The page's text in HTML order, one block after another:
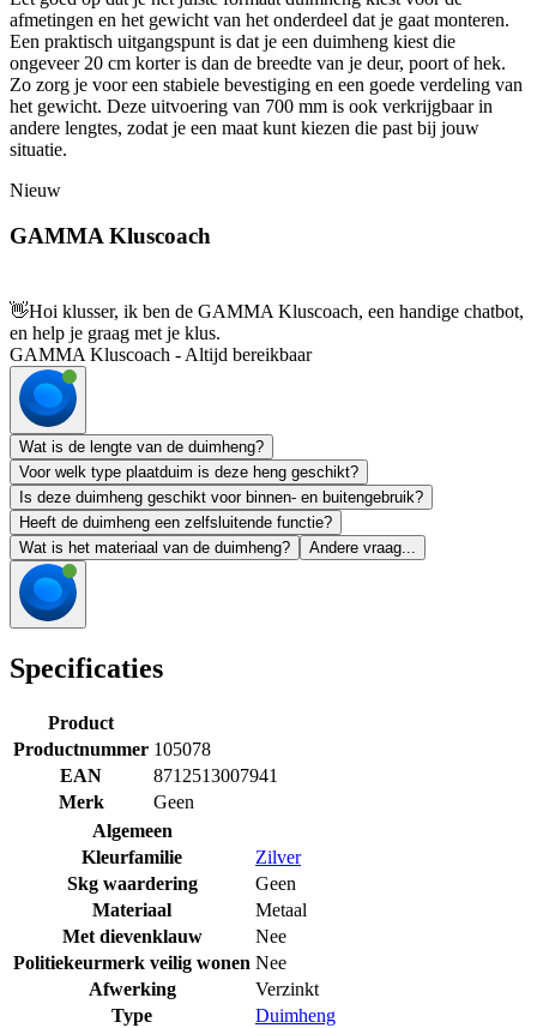
afmetingen en het gewicht van het onderdeel dat je gaat monteren.
Een praktisch uitgangspunt is dat je een duimheng kiest die
ongeveer 20 cm korter is dan de breedte van je deur, poort of hek.
Zo zorg je voor een stabiele bevestiging en een goede verdeling van
het gewicht. Deze uitvoering van 700 mm is ook verkrijgbaar in
andere lengtes, zodat je een maat kunt kiezen die past bij jouw
situatie.
Nieuw
GAMMA Kluscoach
👋Hoi klusser, ik ben de GAMMA Kluscoach, een handige chatbot,
en help je graag met je klus.
GAMMA Kluscoach - Altijd bereikbaar
Wat is de lengte van de duimheng?
Voor welk type plaatduim is deze heng geschikt?
Is deze duimheng geschikt voor binnen- en buitengebruik?
Heeft de duimheng een zelfsluitende functie?
Wat is het materiaal van de duimheng?
Andere vraag...
Specificaties
Product
Productnummer 105078
EAN
8712513007941
Merk
Geen
Algemeen
Kleurfamilie
Zilver
Skg waardering
Geen
Materiaal
Metaal
Met dievenklauw
Nee
Politiekeurmerk veilig wonen Nee
Afwerking
Verzinkt
Type
Duimheng